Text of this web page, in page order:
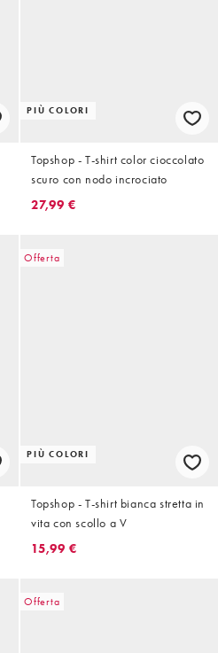
PIÙ COLORI
Topshop - T-shirt color cioccolato
scuro con nodo incrociato
27,99 €
Offerta
PIÙ COLORI
Topshop - T-shirt bianca stretta in
vita con scollo a V
15,99 €
Offerta